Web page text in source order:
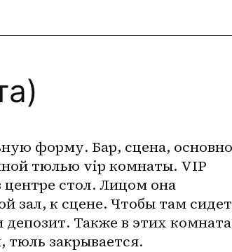
форму. Бар, сцена,
тюлью vip комнаты. VIP
центре стол. Лицом она
зал, к сцене. Чтобы там
Также в этих
тюль закрывается.